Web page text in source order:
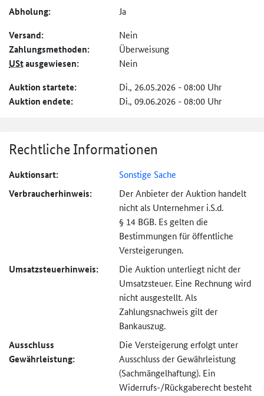
Abholung: Ja
Versand: Nein
Zahlungs­methoden: Überweisung
UStausgewiesen: Nein
Auktion startete: Di., 26.05.2026 - 08:00 Uhr
Auktion endete: Di., 09.06.2026 - 08:00 Uhr
Rechtliche Informationen
Auktionsart: Sonstige Sache
Verbraucher­hinweis:
Der Anbieter der Auktion handelt
nicht als Unternehmer i.S.d.
§ 14 BGB. Es gelten die
Bestimmungen für öffentliche
Versteigerungen.
Umsatzsteuer­hinweis:
Die Auktion unterliegt nicht der
Umsatzsteuer. Eine Rechnung wird
nicht ausgestellt. Als
Zahlungsnachweis gilt der
Bankauszug.
Ausschluss
Gewährleistung:
Die Versteigerung erfolgt unter
Ausschluss der Gewährleistung
(Sachmängel­haftung). Ein
Widerrufs-/Rückgaberecht besteht